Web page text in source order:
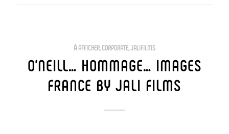
À AFFICHER,CORPORATE,JALIFILMS
O’NEILL… HOMMAGE… IMAGES
FRANCE BY JALI FILMS